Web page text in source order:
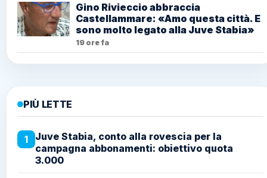
Gino Rivieccio abbraccia
Castellammare: «Amo questa città. E
sono molto legato alla Juve Stabia»
19 ore fa
PIÙ LETTE
1
Juve Stabia, conto alla rovescia per la
campagna abbonamenti: obiettivo quota
3.000